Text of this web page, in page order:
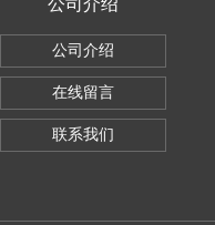
公司介绍
公司介绍
在线留言
联系我们